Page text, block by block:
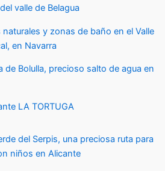
valle de Belagua
naturales y zonas de baño en el Valle
en Navarra
de Bolulla, precioso salto de agua en
LA TORTUGA
del Serpis, una preciosa ruta para
niños en Alicante